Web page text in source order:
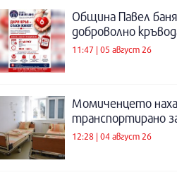
Община Павел
доброволно
11:47 | 05 август 26
Момиченцето
транспортирано
12:28 | 04 август 26